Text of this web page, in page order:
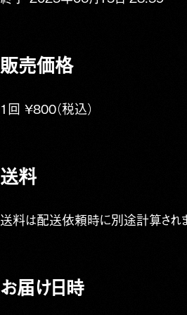
販売価格
1回 ¥800（税込）
送料
送料は配送依頼時に別途計算され
お届け日時